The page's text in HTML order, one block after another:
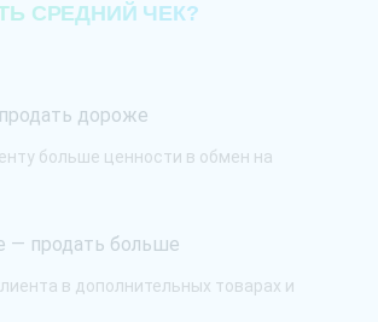
СРЕДНИЙ ЧЕК?
дороже
больше ценности в обмен на
— продать больше
в дополнительных товарах и